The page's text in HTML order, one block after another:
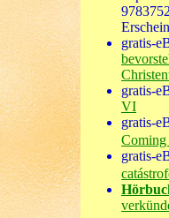
gratis-
gratis-
VI
gratis-
Coming
gratis-